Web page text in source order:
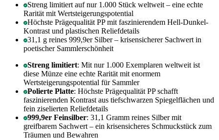
Streng limitiert auf nur 1.000 Stück weltweit – eine echte
Rarität mit Wertsteigerungspotential
Höchste Prägequalität PP mit faszinierendem Hell-Dunkel-
Kontrast und plastischen Reliefdetails
31,1 g reines 999,9er Silber – krisensicherer Sachwert in
poetischer Sammlerschönheit
Streng limitiert: Mit nur 1.000 Exemplaren weltweit ist
diese Münze eine echte Rarität mit enormem
Wertsteigerungspotential für Sammler
Polierte Platte: Höchste Prägequalität PP schafft
faszinierenden Kontrast aus tiefschwarzen Spiegelflächen und
fein ziselierten Reliefdetails
999,9er Feinsilber: 31,1 Gramm reines Silber mit
greifbarem Sachwert – ein krisensicheres Schmuckstück zum
Träumen und Bewahren